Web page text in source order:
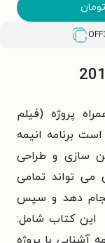
تومان
پروژه (فیلم
برنامه انیمه
سازی و طراحی
می تواند تمامی
دهد و سپس
این کتاب شامل:
آشنایی با پروژه